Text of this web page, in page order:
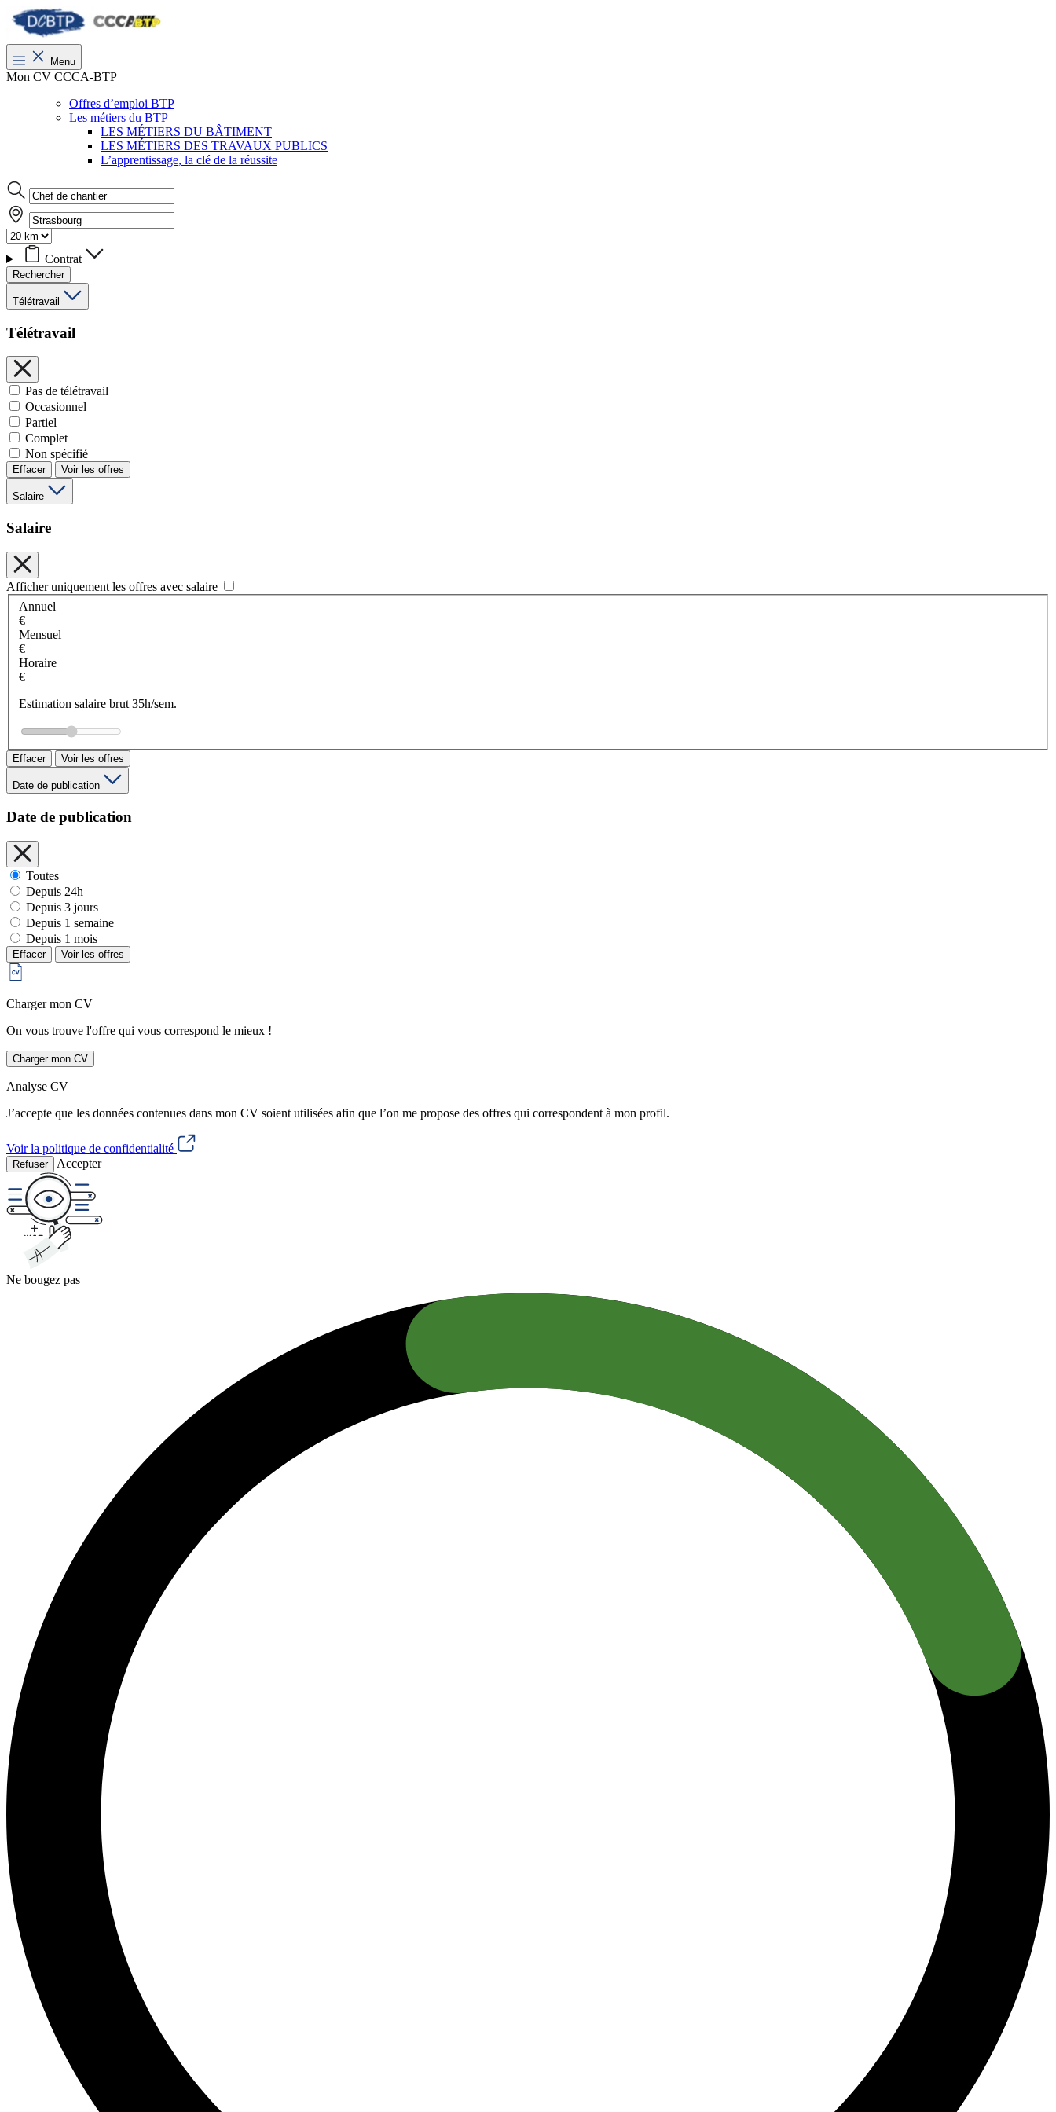
Menu
Mon CV CCCA-BTP
Offres d’emploi BTP
Les métiers du BTP
LES MÉTIERS DU BÂTIMENT
LES MÉTIERS DES TRAVAUX PUBLICS
L’apprentissage, la clé de la réussite
Contrat
Rechercher
Télétravail
Télétravail
Pas de télétravail
Occasionnel
Partiel
Complet
Non spécifié
Effacer Voir les offres
Salaire
Salaire
Afficher uniquement les offres avec salaire
Annuel
€
Mensuel
€
Horaire
€
Estimation salaire brut 35h/sem.
Effacer Voir les offres
Date de publication
Date de publication
Toutes
Depuis 24h
Depuis 3 jours
Depuis 1 semaine
Depuis 1 mois
Effacer Voir les offres
Charger mon CV
On vous trouve l'offre qui vous correspond le mieux !
Charger mon CV
Analyse CV
J’accepte que les données contenues dans mon CV soient utilisées afin que l’on me propose des offres qui correspondent à mon profil.
Voir la politique de confidentialité
Refuser Accepter
Ne bougez pas